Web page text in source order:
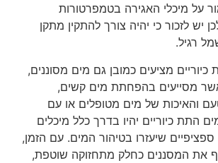
על מיכלי האגירה בטמפרטורות
יש לזכור כי יהיה צורך להתקין מתקן
רגיל.
מציעים כמובן גם מים מסוננים,
מסייעים בהפחתת מים קשים,
והאיכות של מים מטופלים או עם
התת כיוריים יהיו בדרך כלל מיכלים
שיעזרו בטיהור המים. עם הזמן,
את המסננים כחלק מתחזוקה שוטפת,